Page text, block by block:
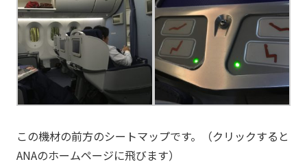
この機材の前方のシートマップです。（クリックすると
ANAのホームページに飛びます）